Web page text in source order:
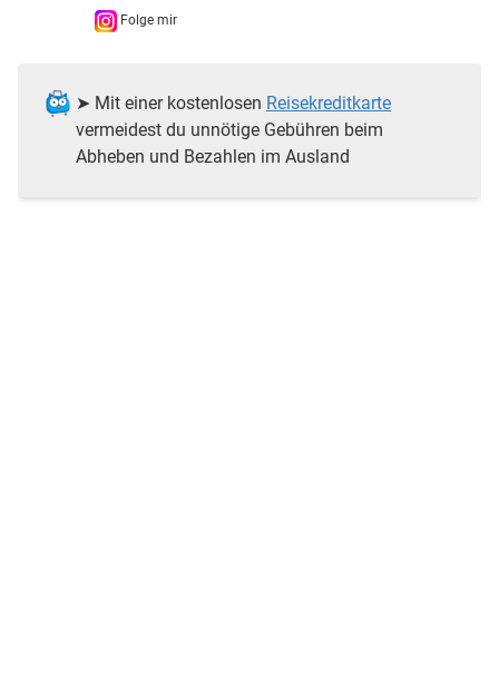
Folge mir
➤ Mit einer kostenlosen Reisekreditkarte
vermeidest du unnötige Gebühren beim
Abheben und Bezahlen im Ausland